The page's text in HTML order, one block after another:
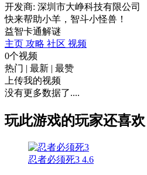
开发商: 深圳市大峥科技有限公司
快来帮助小羊，智斗小怪兽！
益智卡通解谜
主页 攻略 社区 视频
0个视频
热门 | 最新 | 最赞
上传我的视频
没有更多数据了....
玩此游戏的玩家还喜欢
忍者必须死3 4.6